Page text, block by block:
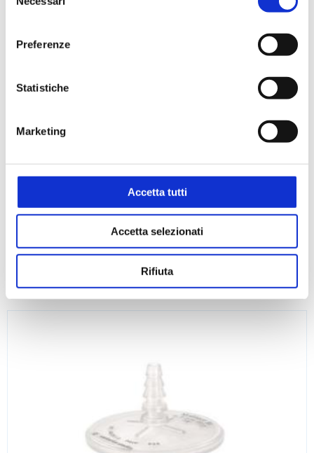
del
Preferenze
Statistiche
Marketing
Accetta tutti
Accetta selezionati
Rifiuta